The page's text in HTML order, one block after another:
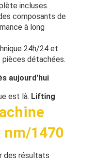
incluses.
composants de
à long
24h/24 et
détachées.
aujourd'hui
est là. Lifting
nm/1470
des résultats